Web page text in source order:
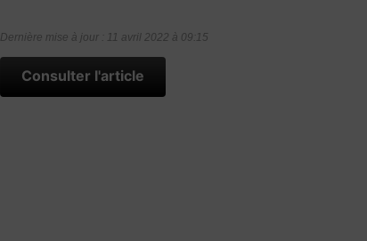
Dernière mise à jour : 11 avril 2022 à 09:15
Consulter l'article